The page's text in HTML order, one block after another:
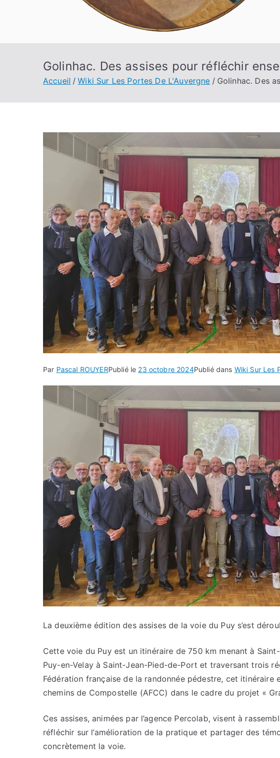
Golinhac. Des assises pour réfléchir
Accueil Wiki Sur Les Portes De L'Auvergne Golinhac. Des
Par Pascal ROUYERPublié le 23 octobre 2024Publié dans Wiki Sur Les
La deuxième édition des assises de la voie du Puy s’est
Cette voie du Puy est un itinéraire de 750 km menant à
Puy-en-Velay à Saint-Jean-Pied-de-Port et traversant trois
Fédération française de la randonnée pédestre, cet itinéraire
chemins de Compostelle (AFCC) dans le cadre du projet «
Ces assises, animées par l’agence Percolab, visent à
réfléchir sur l’amélioration de la pratique et partager des
concrètement la voie.